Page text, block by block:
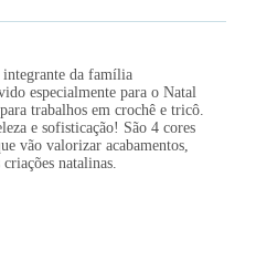
da família
especialmente para o Natal
trabalhos em crochê e tricô.
e sofisticação! São 4 cores
vão valorizar acabamentos,
natalinas.